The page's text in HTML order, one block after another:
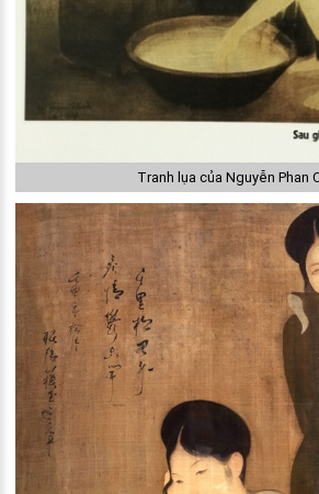
Tranh lụa của Nguyễn Phan